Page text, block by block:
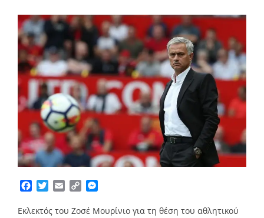
Facebook
TwitterEmailCopy
Εκλεκτός του Ζοσέ Μουρίνιο για τη θέση του αθλητικού